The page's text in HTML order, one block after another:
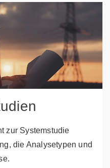
zur Systemstudie
die Analysetypen und